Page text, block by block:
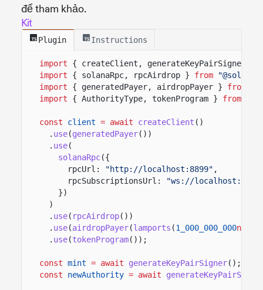
để tham khảo.
Kit
Plugin Instructions
import
{ createClient, generateKeyPairSigner,
import
{ solanaRpc, rpcAirdrop } from
import
{ generatedPayer, airdropPayer } from
import
{ AuthorityType, tokenProgram } from
const client = await createClient ()
. use(generatedPayer())
. use(
solanaRpc({
rpcUrl:
"http://localhost:8899" ,
rpcSubscriptionsUrl:
"ws://
})
)
. use( rpcAirdrop())
. use(airdropPayer(lamports (1_000_000_000n
. use(tokenProgram()) ;
const mint = await generateKeyPairSigner();
const
newAuthority = await